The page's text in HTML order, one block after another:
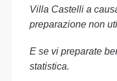
Villa Castelli a
preparazione non
E se vi preparate
statistica.